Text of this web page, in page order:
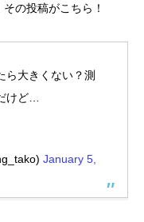
の投稿がこちら！
ら大きくない？測
けど…
January 5,